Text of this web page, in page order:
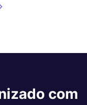
com